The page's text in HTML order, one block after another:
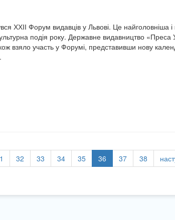
ХХІІ Форум видавців у Львові. Це найголовніша і
подія року. Державне видавництво «Преса
взяло участь у Форумі, представивши нову
32 33 34 35 36 37 38